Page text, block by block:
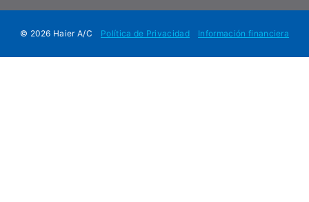
© 2026 Haier A/C Política de Privacidad Información financiera